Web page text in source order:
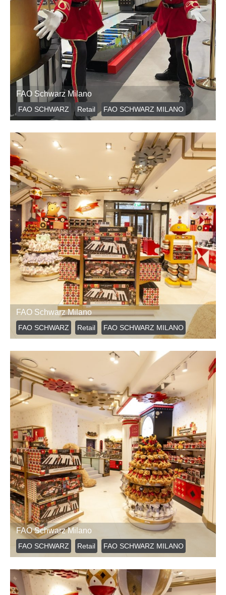
FAO Schwarz Milano
FAO SCHWARZ Retail FAO SCHWARZ MILANO
FAO Schwarz Milano
FAO SCHWARZ Retail FAO SCHWARZ MILANO
FAO Schwarz Milano
FAO SCHWARZ Retail FAO SCHWARZ MILANO